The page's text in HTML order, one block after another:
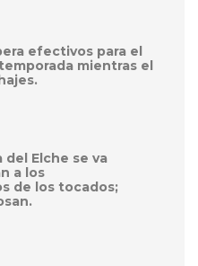
efectivos para el
mientras el
Elche se va
a los
de los tocados;